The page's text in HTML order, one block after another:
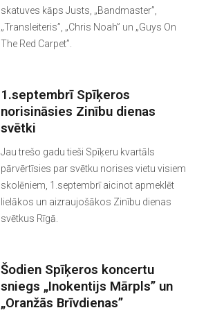
skatuves kāps Justs, „Bandmaster”,
„Transleiteris”, „Chris Noah” un „Guys On
The Red Carpet”.
1.septembrī Spīķeros
norisināsies Zinību dienas
svētki
Jau trešo gadu tieši Spīķeru kvartāls
pārvērtīsies par svētku norises vietu visiem
skolēniem, 1.septembrī aicinot apmeklēt
lielākos un aizraujošākos Zinību dienas
svētkus Rīgā.
Šodien Spīķeros koncertu
sniegs „Inokentijs Mārpls” un
„Oranžās Brīvdienas”